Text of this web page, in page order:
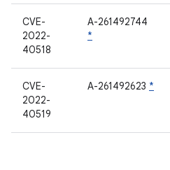
CVE-
2022-
40518
A-261492744
*
CVE-
2022-
40519
A-261492623 *